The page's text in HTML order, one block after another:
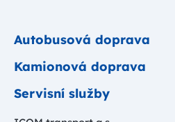
Autobusová doprava
Kamionová doprava
Servisní služby